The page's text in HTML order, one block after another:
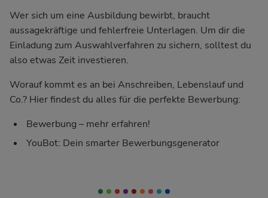
Wer sich um eine Ausbildung bewirbt, braucht
aussagekräftige und fehlerfreie Unterlagen. Um dir die
Einladung zum Auswahlverfahren zu sichern, solltest du
also etwas Zeit investieren.
Worauf kommt es an bei Anschreiben, Lebenslauf und
Co.? Hier findest du alles für die perfekte Bewerbung:
Bewerbung – mehr erfahren!
YouBot: Dein smarter Bewerbungsgenerator